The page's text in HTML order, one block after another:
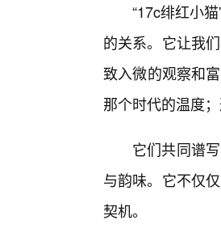
“17c绯红小
的关系。它让我
致入微的观察和
那个时代的温度
它们共同谱
与韵味。它不仅
契机。